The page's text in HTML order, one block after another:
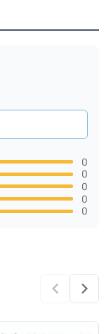
0
0
0
0
0